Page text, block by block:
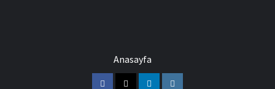
Anasayfa
FacebookTwitterLinkedinInstagram